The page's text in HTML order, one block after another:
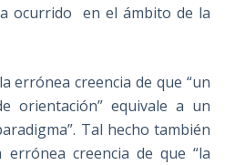
ocurrido en el ámbito de la
errónea creencia de que “un
orientación” equivale a un
Tal hecho también
creencia de que “la